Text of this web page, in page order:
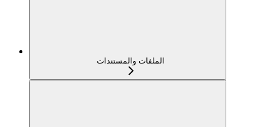
الملفات والمستندات